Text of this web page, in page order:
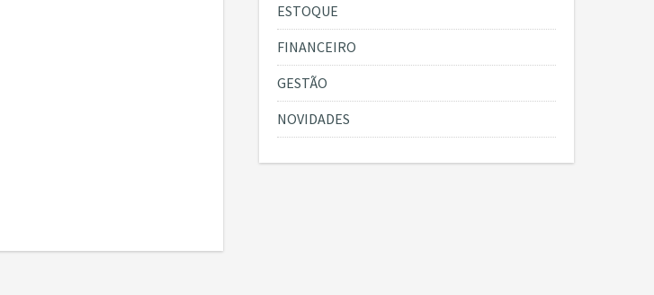
ESTOQUE
FINANCEIRO
GESTÃO
NOVIDADES